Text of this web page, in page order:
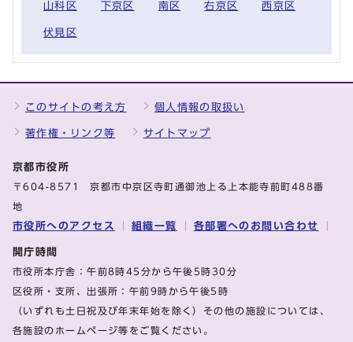
山科区 下京区 南区 右京区 西京区
伏見区
このサイトの考え方 個人情報の取扱い
著作権・リンク等 サイトマップ
京都市役所
〒604-8571 京都市中京区寺町通御池上る上本能寺前町488番
地
市役所へのアクセス 組織一覧 各部署へのお問い合わせ
開庁時間
市役所本庁舎：午前8時45分から午後5時30分
区役所・支所、出張所：午前9時から午後5時
（いずれも土日祝及び年末年始を除く）その他の施設については、
各施設のホームページ等をご覧ください。